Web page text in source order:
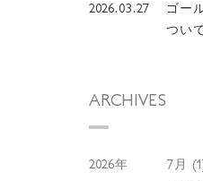
2026.03.27
ゴー
つい
ARCHIVES
2026年 7月